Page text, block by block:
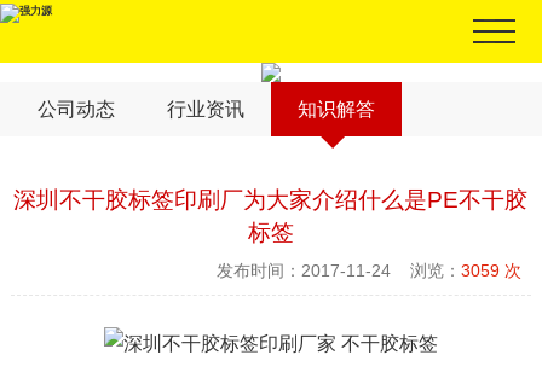
公司动态 行业资讯 知识解答
深圳不干胶标签印刷厂为大家介绍什么是PE不干胶
标签
发布时间：2017-11-24 浏览：3059 次